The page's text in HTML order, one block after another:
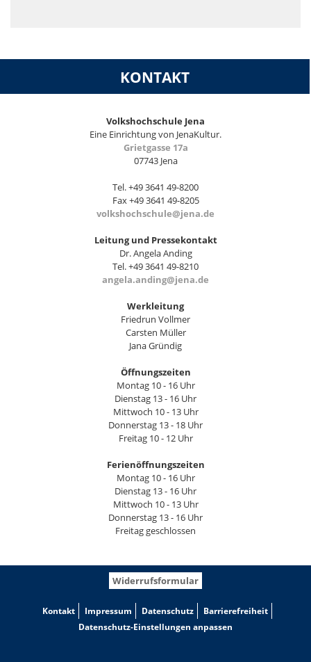
KONTAKT
Volkshochschule Jena
Eine Einrichtung von JenaKultur.
Grietgasse 17a
07743 Jena
Tel. +49 3641 49-8200
Fax +49 3641 49-8205
volkshochschule@jena.de
Leitung und Pressekontakt
Dr. Angela Anding
Tel. +49 3641 49-8210
angela.anding@jena.de
Werkleitung
Friedrun Vollmer
Carsten Müller
Jana Gründig
Öffnungszeiten
Montag 10 - 16 Uhr
Dienstag 13 - 16 Uhr
Mittwoch 10 - 13 Uhr
Donnerstag 13 - 18 Uhr
Freitag 10 - 12 Uhr
Ferienöffnungszeiten
Montag 10 - 16 Uhr
Dienstag 13 - 16 Uhr
Mittwoch 10 - 13 Uhr
Donnerstag 13 - 16 Uhr
Freitag geschlossen
Widerrufsformular
Kontakt Impressum Datenschutz
Barrierefreiheit
Datenschutz-Einstellungen anpassen